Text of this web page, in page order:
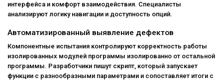
интерфейса и комфорт взаимодействия. Специалисты
анализируют логику навигации и доступность опций.
Автоматизированный выявление дефектов
Компонентные испытания контролируют корректность работы
изолированных модулей программы изолированно от остальной
программы. Разработчики пишут скрипт, который запускает
функции с разнообразными параметрами и сопоставляет итоги с